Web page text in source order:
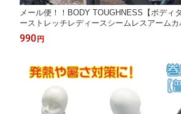
メール便！！BODY TOUGHNESS【ボディ
ーストレッチレディースシームレスアーム
感 吸汗速乾 UVカット 紫外線対策 涼しい 散
暑さ対策 日焼け対策 フィット ロング丈 シー
990 円